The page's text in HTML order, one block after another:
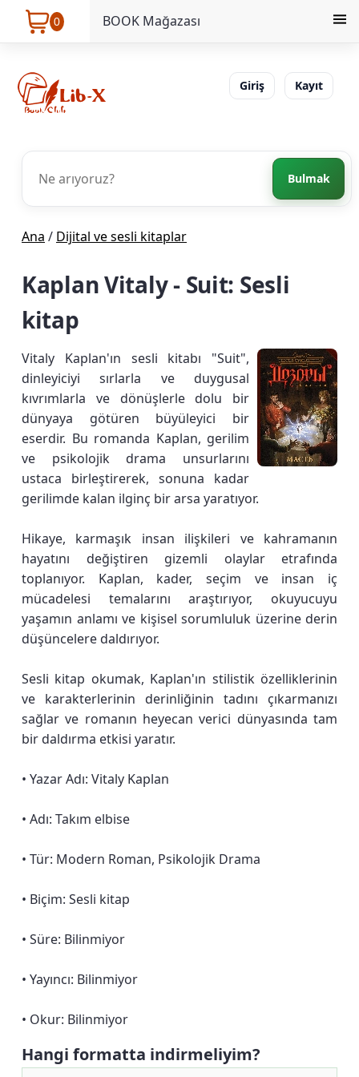
0 BOOK Mağazası
Giriş Kayıt
Bulmak
Ana / Dijital ve sesli kitaplar
Kaplan Vitaly - Suit: Sesli
kitap
Vitaly Kaplan'ın sesli kitabı "Suit",
dinleyiciyi sırlarla ve duygusal
kıvrımlarla ve dönüşlerle dolu bir
dünyaya götüren büyüleyici bir
eserdir. Bu romanda Kaplan, gerilim
ve psikolojik drama unsurlarını
ustaca birleştirerek, sonuna kadar
gerilimde kalan ilginç bir arsa yaratıyor.
Hikaye, karmaşık insan ilişkileri ve kahramanın
hayatını değiştiren gizemli olaylar etrafında
toplanıyor. Kaplan, kader, seçim ve insan iç
mücadelesi temalarını araştırıyor, okuyucuyu
yaşamın anlamı ve kişisel sorumluluk üzerine derin
düşüncelere daldırıyor.
Sesli kitap okumak, Kaplan'ın stilistik özelliklerinin
ve karakterlerinin derinliğinin tadını çıkarmanızı
sağlar ve romanın heyecan verici dünyasında tam
bir daldırma etkisi yaratır.
• Yazar Adı: Vitaly Kaplan
• Adı: Takım elbise
• Tür: Modern Roman, Psikolojik Drama
• Biçim: Sesli kitap
• Süre: Bilinmiyor
• Yayıncı: Bilinmiyor
• Okur: Bilinmiyor
Hangi formatta indirmeliyim?